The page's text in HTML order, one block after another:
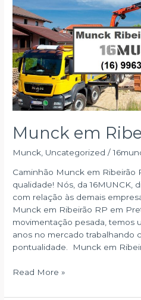
Munck em
Munck Uncategorized /
Caminhão Munck em Ribeirão
qualidade! Nós, da 16MUNCK,
com relação às demais
Munck em Ribeirão RP em
movimentação pesada, temos
anos no mercado trabalhando
pontualidade. Munck em
Munck
Ribeirão
Read More »